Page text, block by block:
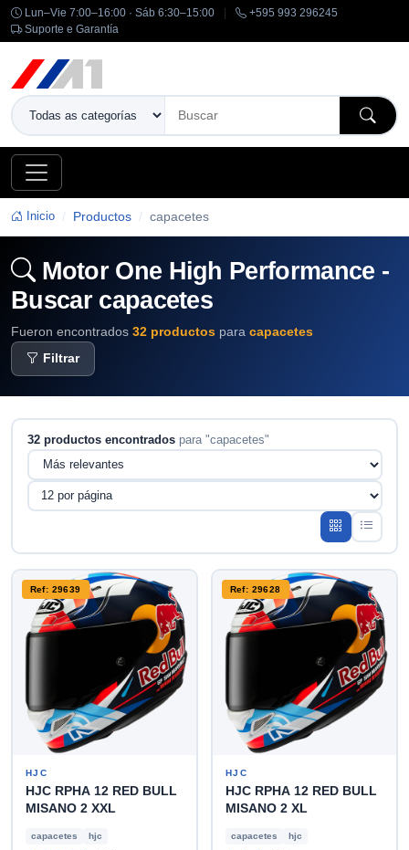
Lun–Vie 7:00–16:00 · Sáb 6:30–15:00
+595 993 296245
Suporte e Garantía
Inicio Productos capacetes
Motor One High Performance -
Buscar capacetes
Fueron encontrados 32 productos para capacetes
Filtrar
32 productos encontradospara "capacetes"
Ref: 29639
HJC
HJC RPHA 12 RED BULL
MISANO 2 XXL
capacetes hjc
Ref: 29628
HJC
HJC RPHA 12 RED BULL
MISANO 2 XL
capacetes hjc